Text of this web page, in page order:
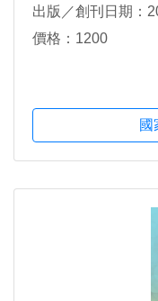
出版／創刊日期：
價格：1200
國